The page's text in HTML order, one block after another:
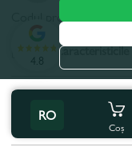
Codul produsului:
Toate caracteristicile
Specificațiile
RO
Coș
4.8